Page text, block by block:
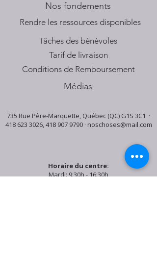
Nos fondements
​Rendre les ressources disponibles
Tâches des bénévoles
Tarif de livraison
Conditions de Remboursement
Médias
735 Rue Père-Marquette, Québec (QC) G1S 3C1 ·
418 623 3026,418 907 9790· noschoses@mail.com
Horaire du centre:
Mardi: 9:30h - 16:30h